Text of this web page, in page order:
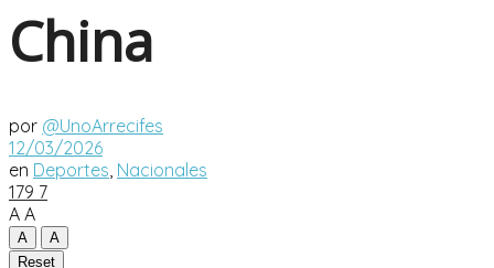
China
por @UnoArrecifes
12/03/2026
en Deportes, Nacionales
179 7
A A
A
A
Reset